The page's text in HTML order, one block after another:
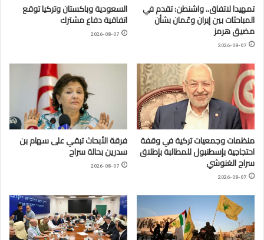
تمهيدا لاتفاق.. واشنطن: تقدم في
المباحثات بين إيران وعُمان بشأن
مضيق هرمز
2026-08-07
السعودية وباكستان وتركيا توقع
اتفاقية دفاع مشترك
2026-08-07
منظمات وجمعيات تركية في وقفة
احتجاجية بإسطنبول للمطالبة بإطلاق
سراح الغنوشي
2026-08-07
فرقة الأبحاث تبقي على سهام بن
سدرين بحالة سراح
2026-08-07